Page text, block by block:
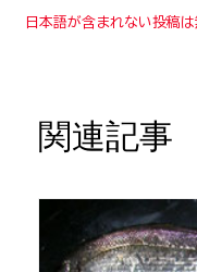
日本語が含まれない投稿
関連記事